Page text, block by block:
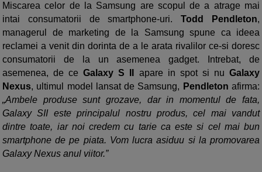
Miscarea celor de la Samsung are scopul de a atrage mai
intai consumatorii de smartphone-uri.Todd Pendleton,
managerul de marketing de la Samsung spune ca ideea
reclamei a venit din dorinta de a le arata rivalilor ce-si doresc
consumatorii de la un asemenea gadget. Intrebat, de
asemenea, de ce Galaxy S II apare in spot si nu Galaxy
Nexus, ultimul model lansat de Samsung, Pendleton afirma:
„Ambele produse sunt grozave, dar in momentul de fata,
Galaxy SII este principalul nostru produs, cel mai vandut
dintre toate, iar noi credem cu tarie ca este si cel mai bun
smartphone de pe piata. Vom lucra asiduu si la promovarea
Galaxy Nexus anul viitor.”